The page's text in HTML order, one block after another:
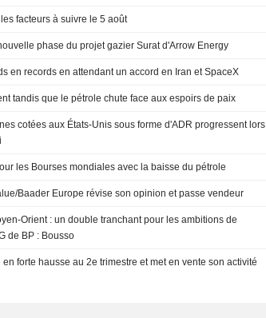
facteurs à suivre le 5 août
phase du projet gazier Surat d'Arrow Energy
en records en attendant un accord en Iran et SpaceX
tandis que le pétrole chute face aux espoirs de paix
cotées aux États-Unis sous forme d'ADR progressent lors
les Bourses mondiales avec la baisse du pétrole
: AlphaValue/Baader Europe révise son opinion et passe vendeur
Orient : un double tranchant pour les ambitions de
de BP : Bousso
forte hausse au 2e trimestre et met en vente son activité